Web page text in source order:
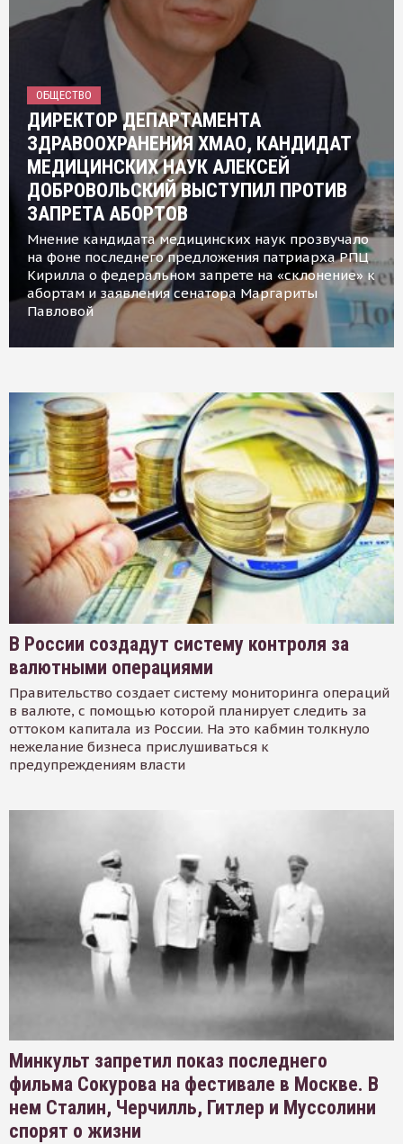
ОБЩЕСТВО
ДИРЕКТОР ДЕПАРТАМЕНТА
ЗДРАВООХРАНЕНИЯ ХМАО, КАНДИДАТ
МЕДИЦИНСКИХ НАУК АЛЕКСЕЙ
ДОБРОВОЛЬСКИЙ ВЫСТУПИЛ ПРОТИВ
ЗАПРЕТА АБОРТОВ
Мнение кандидата медицинских наук прозвучало
на фоне последнего предложения патриарха РПЦ
Кирилла о федеральном запрете на «склонение» к
абортам и заявления сенатора Маргариты
Павловой
В России создадут систему контроля за
валютными операциями
Правительство создает систему мониторинга операций
в валюте, с помощью которой планирует следить за
оттоком капитала из России. На это кабмин толкнуло
нежелание бизнеса прислушиваться к
предупреждениям власти
Минкульт запретил показ последнего
фильма Сокурова на фестивале в Москве. В
нем Сталин, Черчилль, Гитлер и Муссолини
спорят о жизни